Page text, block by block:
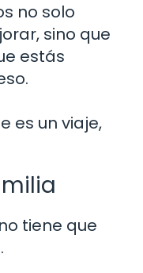
no solo
sino que
estás
es un viaje,
tiene que